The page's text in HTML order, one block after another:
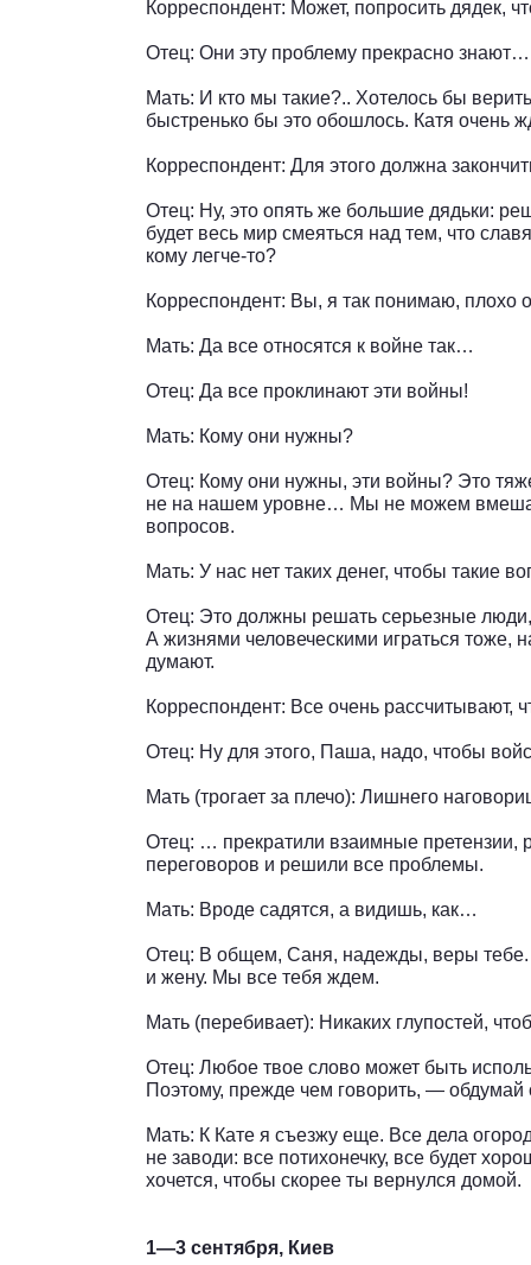
Корреспондент: Может, попросить дядек,
Отец: Они эту проблему прекрасно знают…
Мать: И кто мы такие?.. Хотелось бы
быстренько бы это обошлось. Катя очень
Корреспондент: Для этого должна
Отец: Ну, это опять же большие дядьки:
будет весь мир смеяться над тем, что
кому легче-то?
Корреспондент: Вы, я так понимаю, плохо
Мать: Да все относятся к войне так…
Отец: Да все проклинают эти войны!
Мать: Кому они нужны?
Отец: Кому они нужны, эти войны? Это
не на нашем уровне… Мы не можем
вопросов.
Мать: У нас нет таких денег, чтобы такие
Отец: Это должны решать серьезные
А жизнями человеческими играться тоже,
думают.
Корреспондент: Все очень рассчитывают,
Отец: Ну для этого, Паша, надо, чтобы
Мать (трогает за плечо): Лишнего
Отец: … прекратили взаимные претензии,
переговоров и решили все проблемы.
Мать: Вроде садятся, а видишь, как…
Отец: В общем, Саня, надежды, веры тебе.
и жену. Мы все тебя ждем.
Мать (перебивает): Никаких глупостей,
Отец: Любое твое слово может быть
Поэтому, прежде чем говорить, — обдумай
Мать: К Кате я съезжу еще. Все дела
не заводи: все потихонечку, все будет
хочется, чтобы скорее ты вернулся домой.
1—3 сентября, Киев